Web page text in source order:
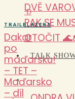
DVĚ
PAK SE
OTOČIT
TALK
D
TRAILBLAZERS
Dakar
po
maďarsku!
– TET –
Maďarsko
– díl